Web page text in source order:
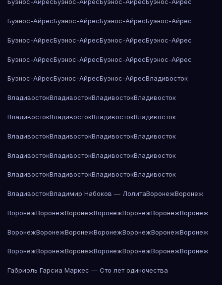
Буэнос-АйресБуэнос-АйресБуэнос-АйресБуэнос-Айрес
Буэнос-АйресБуэнос-АйресБуэнос-АйресБуэнос-Айрес
Буэнос-АйресБуэнос-АйресБуэнос-АйресБуэнос-Айрес
Буэнос-АйресБуэнос-АйресБуэнос-АйресБуэнос-Айрес
Буэнос-АйресБуэнос-АйресБуэнос-АйресВладивосток
ВладивостокВладивостокВладивостокВладивосток
ВладивостокВладивостокВладивостокВладивосток
ВладивостокВладивостокВладивостокВладивосток
ВладивостокВладивостокВладивостокВладивосток
ВладивостокВладивостокВладивостокВладивосток
ВладивостокВладимир Набоков — ЛолитаВоронежВоронеж
ВоронежВоронежВоронежВоронежВоронежВоронежВоронеж
ВоронежВоронежВоронежВоронежВоронежВоронежВоронеж
ВоронежВоронежВоронежВоронежВоронежВоронежВоронеж
Габриэль Гарсиа Маркес — Сто лет одиночества